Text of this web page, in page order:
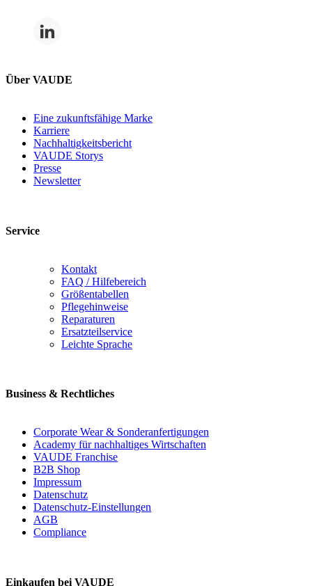
Über VAUDE
Eine zukunftsfähige Marke
Karriere
Nachhaltigkeitsbericht
VAUDE Storys
Presse
Newsletter
Service
Kontakt
FAQ / Hilfebereich
Größentabellen
Pflegehinweise
Reparaturen
Ersatzteilservice
Leichte Sprache
Business & Rechtliches
Corporate Wear & Sonderanfertigungen
Academy für nachhaltiges Wirtschaften
VAUDE Franchise
B2B Shop
Impressum
Datenschutz
Datenschutz-Einstellungen
AGB
Compliance
Einkaufen bei VAUDE